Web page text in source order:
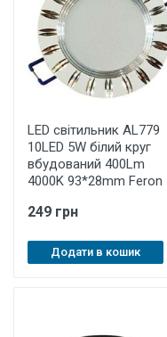
LED світильник AL779
10LED 5W білий круг
вбудований 400Lm
4000K 93*28mm Feron
249 грн
Додати в кошик